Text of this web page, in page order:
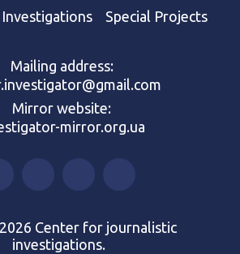
Investigations Special Projects
Mailing address:
Mirror website:
mirror.org.ua
Center for journalistic
investigations.